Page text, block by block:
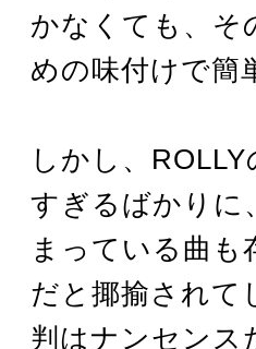
かなくても、そ
めの味付けで簡
しかし、
すぎるばかりに
まっている曲も
だと揶揄されて
判はナンセンス